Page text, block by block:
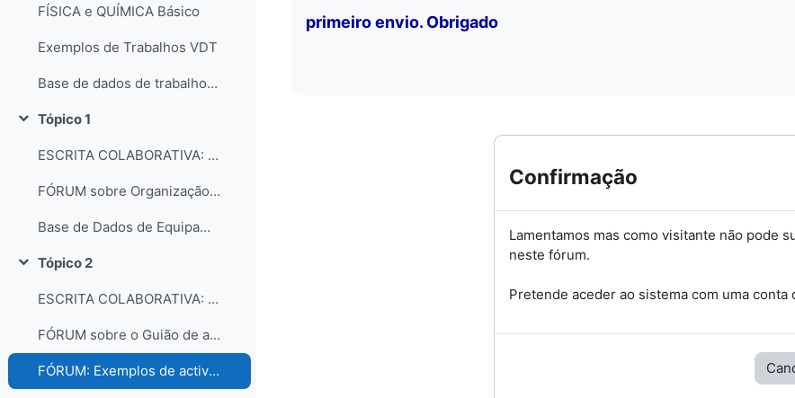
FÍSICA e QUÍMICA Básico
Exemplos de Trabalhos VDT
Base de dados de trabalhos dos participantes do curso
Contrair
Tópico 1
ESCRITA COLABORATIVA: Organização dos laboratórios
FÓRUM sobre Organização e gestão dos laboratórios escolares
Base de Dados de Equipamentos e Consumíveis dos Laboratórios
Contrair
Tópico 2
ESCRITA COLABORATIVA: Guião de Actividade Prática
FÓRUM sobre o Guião de actividades práticas
FÓRUM: Exemplos de actividades práticas e comentários...
primeiro envio. Obrigado
Confirmação
Lamentamos mas como visitante não pode
neste fórum.
Pretende aceder ao sistema com uma conta